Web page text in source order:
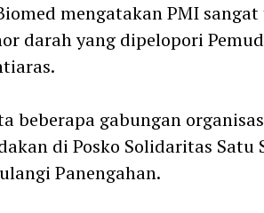
mengatakan PMI
darah yang dipelopori
beberapa gabungan
di Posko Solidaritas Satu
Panengahan.